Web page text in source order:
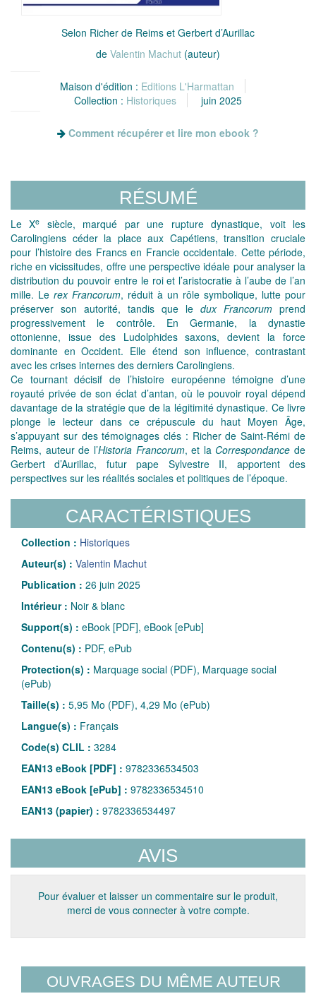
Selon Richer de Reims et Gerbert d’Aurillac
de Valentin Machut (auteur)
Maison d'édition : Editions L'Harmattan
Collection : Historiques juin 2025
Comment récupérer et lire mon ebook ?
RÉSUMÉ
Le Xe
siècle, marqué par une rupture dynastique, voit les
Carolingiens céder la place aux Capétiens, transition cruciale
pour l’histoire des Francs en Francie occidentale. Cette période,
riche en vicissitudes, offre une perspective idéale pour analyser la
distribution du pouvoir entre le roi et l’aristocratie à l’aube de l’an
mille. Le rex Francorum, réduit à un rôle symbolique, lutte pour
préserver son autorité, tandis que le dux Francorum prend
progressivement le contrôle. En Germanie, la dynastie
ottonienne, issue des Ludolphides saxons, devient la force
dominante en Occident. Elle étend son influence, contrastant
avec les crises internes des derniers Carolingiens.
Ce tournant décisif de l’histoire européenne témoigne d’une
royauté privée de son éclat d’antan, où le pouvoir royal dépend
davantage de la stratégie que de la légitimité dynastique. Ce livre
plonge le lecteur dans ce crépuscule du haut Moyen Âge,
s’appuyant sur des témoignages clés : Richer de Saint-Rémi de
Reims, auteur de l’Historia Francorum, et la Correspondance de
Gerbert d’Aurillac, futur pape Sylvestre II, apportent des
perspectives sur les réalités sociales et politiques de l’époque.
CARACTÉRISTIQUES
Collection : Historiques
Auteur(s) : Valentin Machut
Publication : 26 juin 2025
Intérieur : Noir & blanc
Support(s) : eBook [PDF], eBook [ePub]
Contenu(s) : PDF, ePub
Protection(s) : Marquage social (PDF), Marquage social
(ePub)
Taille(s) : 5,95 Mo (PDF), 4,29 Mo (ePub)
Langue(s) : Français
Code(s) CLIL : 3284
EAN13 eBook [PDF] : 9782336534503
EAN13 eBook [ePub] : 9782336534510
EAN13 (papier) : 9782336534497
AVIS
Pour évaluer et laisser un commentaire sur le produit,
merci de vous connecter à votre compte.
OUVRAGES DU MÊME AUTEUR